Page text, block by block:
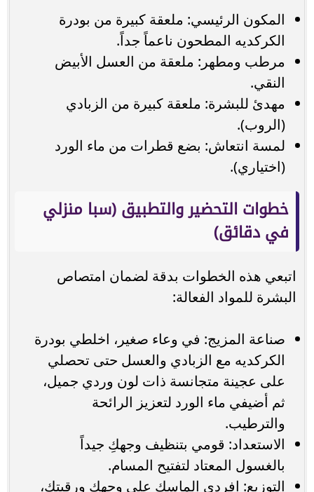
المكون الرئيسي: ملعقة كبيرة من بودرة
الكركديه المطحون ناعماً جداً.
مرطب ومطهر: ملعقة من العسل الأبيض
النقي.
مهدئ للبشرة: ملعقة كبيرة من الزبادي
(الروب).
لمسة انتعاش: بضع قطرات من ماء الورد
(اختياري).
خطوات التحضير والتطبيق (سبا منزلي
في دقائق)
اتبعي هذه الخطوات بدقة لضمان امتصاص
البشرة للمواد الفعالة:
صناعة المزيج: في وعاء صغير، اخلطي بودرة
الكركديه مع الزبادي والعسل حتى تحصلي
على عجينة متجانسة ذات لون وردي جميل،
ثم أضيفي ماء الورد لتعزيز الرائحة
والترطيب.
الاستعداد: قومي بتنظيف وجهكِ جيداً
بالغسول المعتاد لتفتيح المسام.
التوزيع: افردي الماسك على وجهكِ ورقبتكِ،